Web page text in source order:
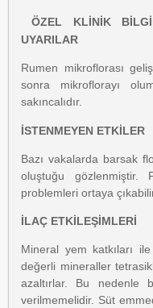
ÖZEL KLİNİK
UYARILAR
Rumen mikroflorası
sonra mikroflorayı
sakıncalıdır.
İSTENMEYEN ETKİLER
Bazı vakalarda barsak
oluştuğu gözlenmiştir.
problemleri ortaya
İLAÇ ETKİLEŞİMLERİ
Mineral yem katkıları
değerli mineraller
azaltırlar. Bu nedenle
verilmemelidir. Süt